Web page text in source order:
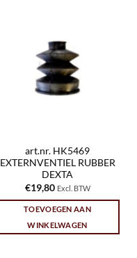
art.nr. HK5469
EXTERNVENTIEL RUBBER
DEXTA
€19,80 Excl. BTW
TOEVOEGEN AAN
WINKELWAGEN